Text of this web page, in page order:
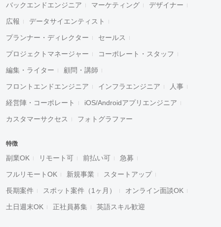
バックエンドエンジニア マーケティング デザイナー
広報 データサイエンティスト
プランナー・ディレクター セールス
プロジェクトマネージャー コーポレート・スタッフ
編集・ライター 顧問・講師
フロントエンドエンジニア インフラエンジニア 人事
経営陣・コーポレート iOS/Androidアプリエンジニア
カスタマーサクセス フォトグラファー
特徴
副業OK リモート可 前払い可 急募
フルリモートOK 新規事業 スタートアップ
長期案件 スポット案件（1ヶ月） オンライン面談OK
土日週末OK 正社員募集 英語スキル歓迎